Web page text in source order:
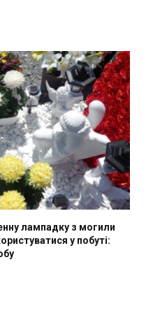
лампадку з могили
у побуті: